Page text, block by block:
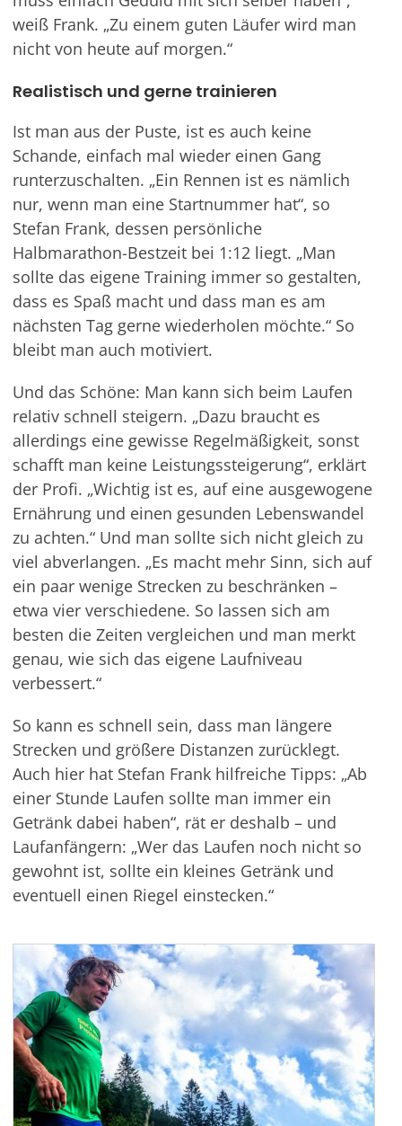
weiß Frank. „Zu einem guten Läufer wird man
nicht von heute auf morgen.“
Realistisch und gerne trainieren
Ist man aus der Puste, ist es auch keine
Schande, einfach mal wieder einen Gang
runterzuschalten. „Ein Rennen ist es nämlich
nur, wenn man eine Startnummer hat“, so
Stefan Frank, dessen persönliche
Halbmarathon-Bestzeit bei 1:12 liegt. „Man
sollte das eigene Training immer so gestalten,
dass es Spaß macht und dass man es am
nächsten Tag gerne wiederholen möchte.“ So
bleibt man auch motiviert.
Und das Schöne: Man kann sich beim Laufen
relativ schnell steigern. „Dazu braucht es
allerdings eine gewisse Regelmäßigkeit, sonst
schafft man keine Leistungssteigerung“, erklärt
der Profi. „Wichtig ist es, auf eine ausgewogene
Ernährung und einen gesunden Lebenswandel
zu achten.“ Und man sollte sich nicht gleich zu
viel abverlangen. „Es macht mehr Sinn, sich auf
ein paar wenige Strecken zu beschränken –
etwa vier verschiedene. So lassen sich am
besten die Zeiten vergleichen und man merkt
genau, wie sich das eigene Laufniveau
verbessert.“
So kann es schnell sein, dass man längere
Strecken und größere Distanzen zurücklegt.
Auch hier hat Stefan Frank hilfreiche Tipps: „Ab
einer Stunde Laufen sollte man immer ein
Getränk dabei haben“, rät er deshalb – und
Laufanfängern: „Wer das Laufen noch nicht so
gewohnt ist, sollte ein kleines Getränk und
eventuell einen Riegel einstecken.“